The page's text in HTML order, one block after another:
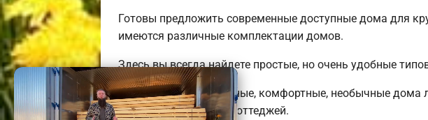
Готовы предложить современные доступные дома для
имеются различные комплектации домов.
Здесь вы всегда найдете простые, но очень удобные
Строим привлекательные, комфортные, необычные дома
энергоэффективных коттеджей.